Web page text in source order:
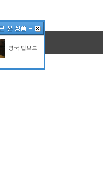
영국 탑보드